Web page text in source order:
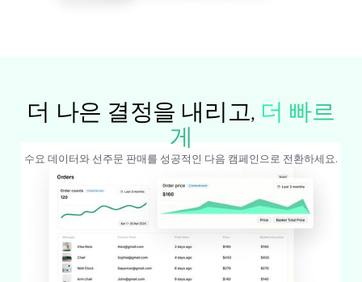
더 나은 결정을 내리고, 더 빠르
게
수요 데이터와 선주문 판매를 성공적인 다음 캠페인으로 전환하세요.